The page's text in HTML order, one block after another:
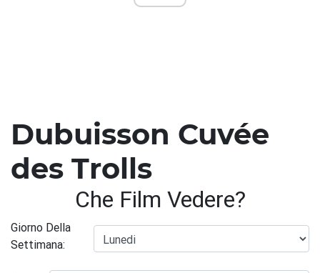
Dubuisson Cuvée
des Trolls
Che Film Vedere?
Giorno Della
Settimana: